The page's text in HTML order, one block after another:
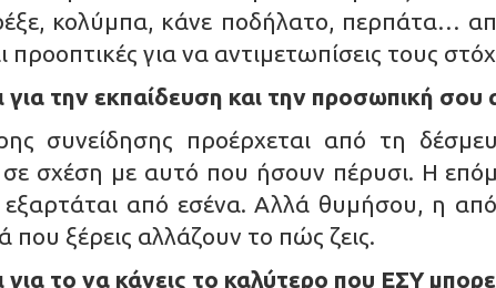
κολύμπα, κάνε ποδήλατο, περπάτα…
προοπτικές για να αντιμετωπίσεις τους
για την εκπαίδευση και την προσωπική σου
συνείδησης προέρχεται από τη
σχέση με αυτό που ήσουν πέρυσι. Η
εξαρτάται από εσένα. Αλλά θυμήσου, η
που ξέρεις αλλάζουν το πώς ζεις.
για το να κάνεις το καλύτερο που ΕΣΥ